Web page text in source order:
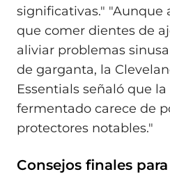
significativas." "Aunque
que comer dientes de
aliviar problemas
de garganta, la
Essentials señaló que
fermentado carece de
protectores notables."
Consejos finales